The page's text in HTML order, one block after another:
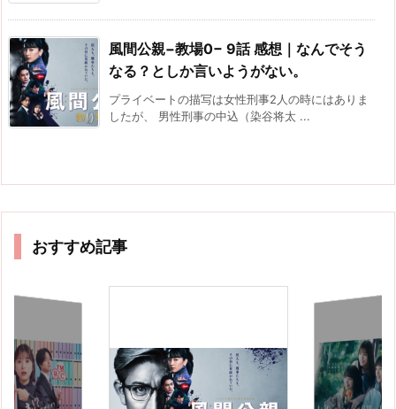
風間公親−教場0− 9話 感想｜なんでそう
なる？としか言いようがない。
プライベートの描写は女性刑事2人の時にはありま
したが、 男性刑事の中込（染谷将太 ...
おすすめ記事